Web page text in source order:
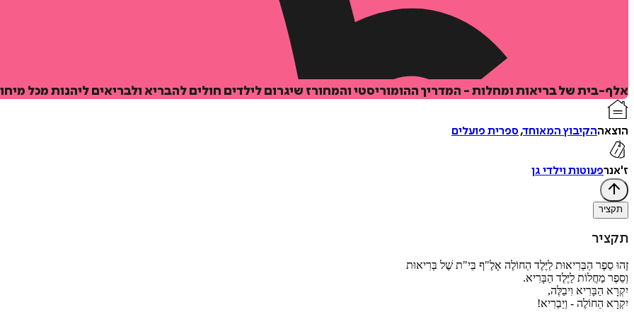
אלף-בית של בריאות ומחלות - המדריך ההומוריסטי והמחורז שיגרום לילדים חולים להבריא ולבריאים ליהנות מכל
הוצאההקיבוץ המאוחד,ספרית פועלים
ז'אנרפעוטות וילדי גן
תקציר
תקציר
זֶהוּ סֵפֶר הַבְּרִיאוּת לַיֶּלֶד הַחוֹלֶה אָלֶ"ף בֵּי"ת שֶׁל בְּרִיאוּת
וְסֵפֶר מַחֲלוֹת לַיֶּלֶד הַבָּרִיא.
יִקְרָא הַבָּרִיא וִיבַלֶּה,
יִקְרָא הַחוֹלֶה - וְיַבְרִיא!